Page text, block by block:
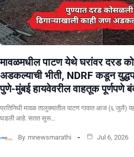
मावळमधील पाटण येथे घरांवर दरड
अडकल्याची भीती, NDRF कडून
पुणे-मुंबई हायवेवरील वाहतूक पूर्णपणे
​प्रतिनिधी मावळ तालुक्यातील पाटण गावात आज (६ जुलै)
घडली आहे. सतत सुरू…
By mnewsmarathi Jul 6, 2026